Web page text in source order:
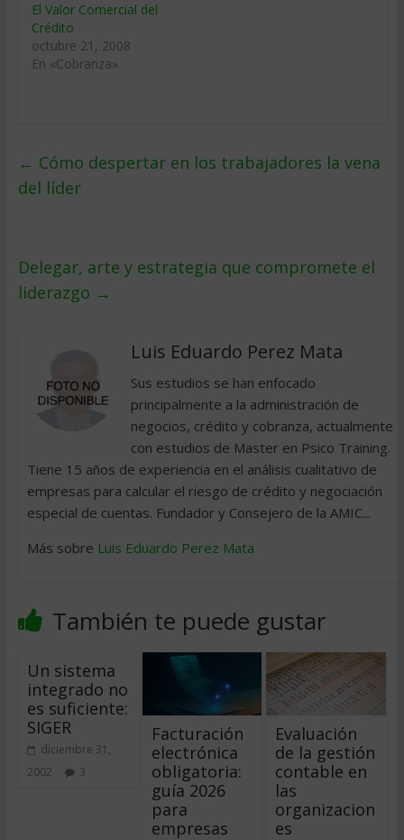
El Valor Comercial del
Crédito
octubre 21, 2008
En «Cobranza»
← Cómo despertar en los trabajadores la vena
del líder
Delegar, arte y estrategia que compromete el
liderazgo →
Luis Eduardo Perez Mata
Sus estudios se han enfocado
principalmente a la administración de
negocios, crédito y cobranza, actualmente
con estudios de Master en Psico Training.
Tiene 15 años de experiencia en el análisis cualitativo de
empresas para calcular el riesgo de crédito y negociación
especial de cuentas. Fundador y Consejero de la AMIC...
Más sobre Luis Eduardo Perez Mata
También te puede gustar
Un sistema
integrado no
es suficiente:
SIGER
diciembre 31,
2002
3
Facturación
electrónica
obligatoria:
guía 2026
para
empresas
Evaluación
de la gestión
contable en
las
organizacion
es